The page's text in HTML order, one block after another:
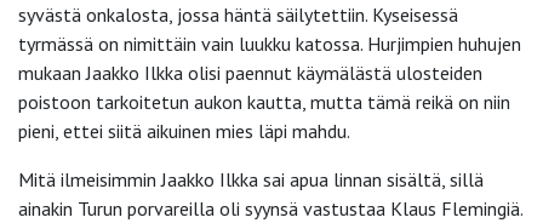
syvästä onkalosta, jossa häntä säilytettiin. Kyseisessä
tyrmässä on nimittäin vain luukku katossa. Hurjimpien huhujen
mukaan Jaakko Ilkka olisi paennut käymälästä ulosteiden
poistoon tarkoitetun aukon kautta, mutta tämä reikä on niin
pieni, ettei siitä aikuinen mies läpi mahdu.
Mitä ilmeisimmin Jaakko Ilkka sai apua linnan sisältä, sillä
ainakin Turun porvareilla oli syynsä vastustaa Klaus Flemingiä.